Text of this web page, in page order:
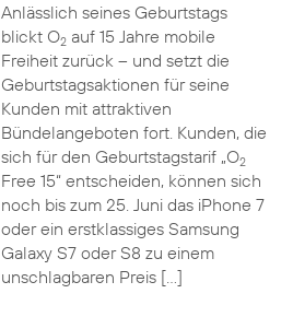
Anlässlich seines Geburtstags
blickt O2auf 15 Jahre mobile
Freiheit zurück – und setzt die
Geburtstagsaktionen für seine
Kunden mit attraktiven
Bündelangeboten fort. Kunden, die
sich für den Geburtstagstarif „O2
Free 15“ entscheiden, können sich
noch bis zum 25. Juni das iPhone 7
oder ein erstklassiges Samsung
Galaxy S7 oder S8 zu einem
unschlagbaren Preis […]